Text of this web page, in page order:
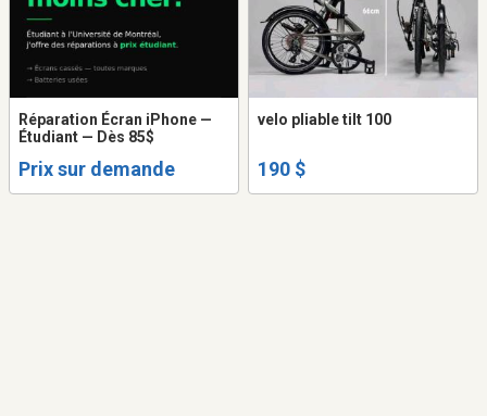
Réparation Écran iPhone —
Étudiant — Dès 85$
Prix sur demande
velo pliable tilt 100
190 $